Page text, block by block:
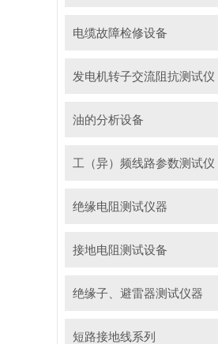
电缆故障检修设备
发电机转子交流阻抗测试仪
油的分析设备
工（异）频线路参数测试仪
绝缘电阻测试仪器
接地电阻测试设备
绝缘子、避雷器测试仪器
短路接地线系列